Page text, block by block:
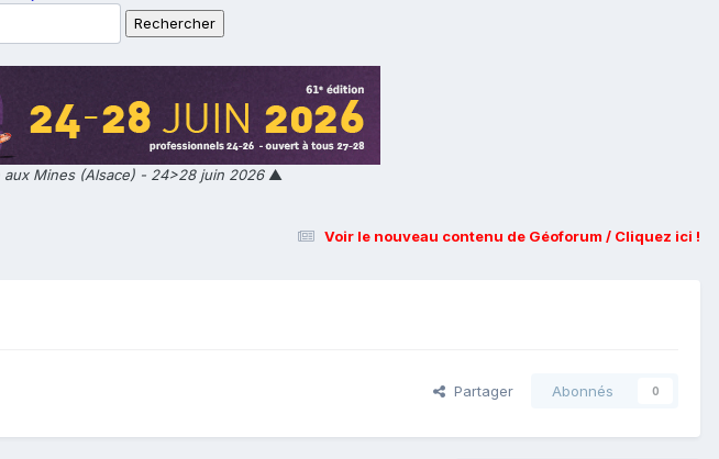
Mines (Alsace) - 24>28 juin 2026▲
Voir le nouveau contenu de Géoforum / Cliquez ici !
Partager Abonnés 0